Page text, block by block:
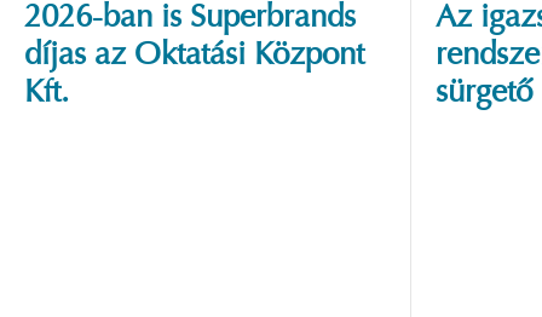
2026-ban is Superbrands
díjas az Oktatási Központ
Kft.
Az
sürgető